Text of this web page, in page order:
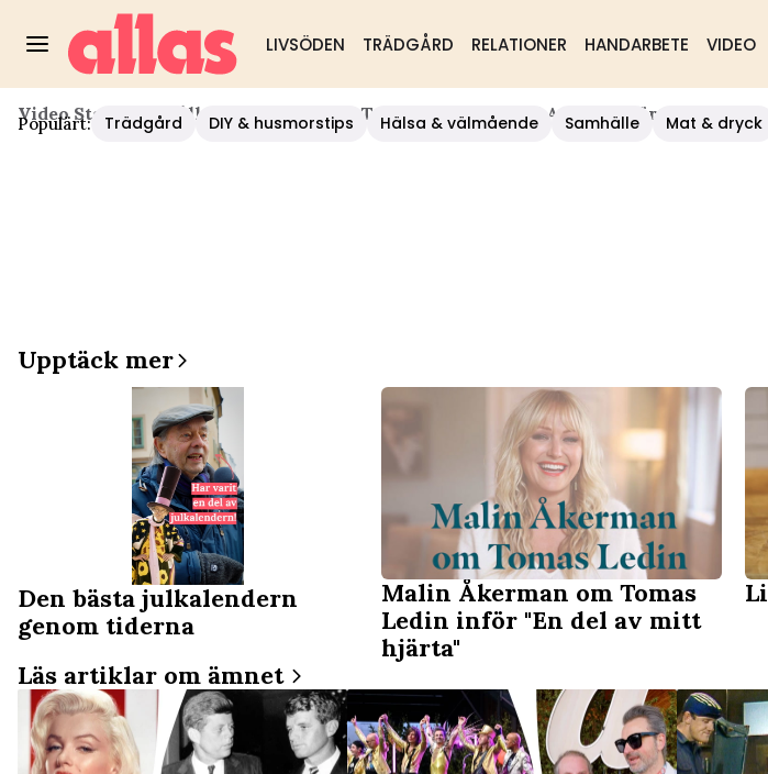
LIVSÖDEN TRÄDGÅRD RELATIONER HANDARBETE VIDEO
Populärt: Trädgård DIY & husmorstips Hälsa & välmående Samhälle Mat & dryck
Video Start / Hushåll/diy/Så Skapade Tomas Ledin "En Del Av Mitt Hjärta"
Upptäck mer
Den bästa julkalendern
genom tiderna
Malin Åkerman om Tomas
Ledin inför "En del av mitt
hjärta"
Läs artiklar om ämnet